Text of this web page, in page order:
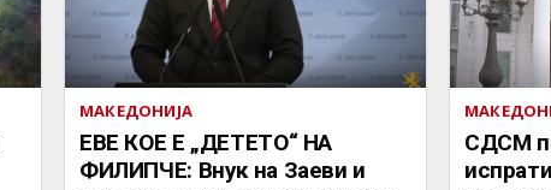
МАКЕДОНИЈА
ЕВЕ КОЕ Е „ДЕТЕТО“ НА
ФИЛИПЧЕ: Внук на Заеви и
СДСМ